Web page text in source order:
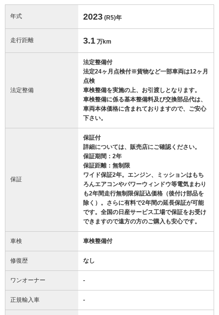
年式 2023 (R5)年
走行距離 3.1 万km
法定整備
法定整備付
法定24ヶ月点検付※貨物など一部車両は12ヶ月
点検
車検整備を実施の上、お引渡しとなります。
車検整備に係る基本整備料及び交換部品代は、
車両本体価格に含まれておりますので、ご安心
下さい。
保証
保証付
詳細については、販売店にご確認ください。
保証期間：2年
保証距離：無制限
ワイド保証2年。エンジン、ミッションはもち
ろんエアコンやパワーウィンドウ等電気まわり
も2年間走行無制限保証込価格（後付け部品を
除く）。さらに有料で2年間の延長保証が可能
です。全国の日産サービス工場で保証をお受け
できますので遠方の方のご購入も安心です。
車検 車検整備付
修復歴 なし
ワンオーナー -
正規輸入車 -